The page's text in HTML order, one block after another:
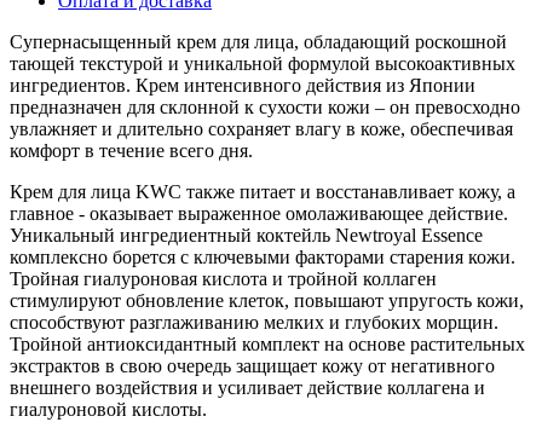
Супернасыщенный крем для лица, обладающий роскошной
тающей текстурой и уникальной формулой высокоактивных
ингредиентов. Крем интенсивного действия из Японии
предназначен для склонной к сухости кожи – он превосходно
увлажняет и длительно сохраняет влагу в коже, обеспечивая
комфорт в течение всего дня.
Крем для лица KWC также питает и восстанавливает кожу, а
главное - оказывает выраженное омолаживающее действие.
Уникальный ингредиентный коктейль Newtroyal Essence
комплексно борется с ключевыми факторами старения кожи.
Тройная гиалуроновая кислота и тройной коллаген
стимулируют обновление клеток, повышают упругость кожи,
способствуют разглаживанию мелких и глубоких морщин.
Тройной антиоксидантный комплект на основе растительных
экстрактов в свою очередь защищает кожу от негативного
внешнего воздействия и усиливает действие коллагена и
гиалуроновой кислоты.